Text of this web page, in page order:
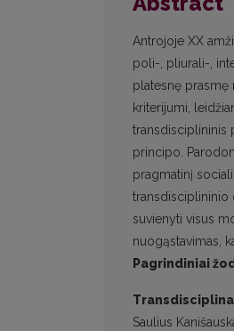
Antrojoje XX
poli-, pliurali-,
platesnę prasmę
kriterijumi,
transdisciplininis
principo.
pragmatinį
transdisciplininio
suvienyti visus
nuogąstavimas,
Pagrindiniai
Saulius